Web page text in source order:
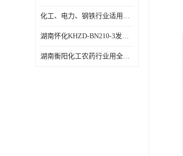
化工、电力、钢铁行业适用冷却冷凝蒸发加热不锈钢可拆式板式换热器
湖南怀化KHZD-BN210-3发动机柴油冷却钎焊机板式热交换器
湖南衡阳化工农药行业用全焊接板式冷凝器专业定制